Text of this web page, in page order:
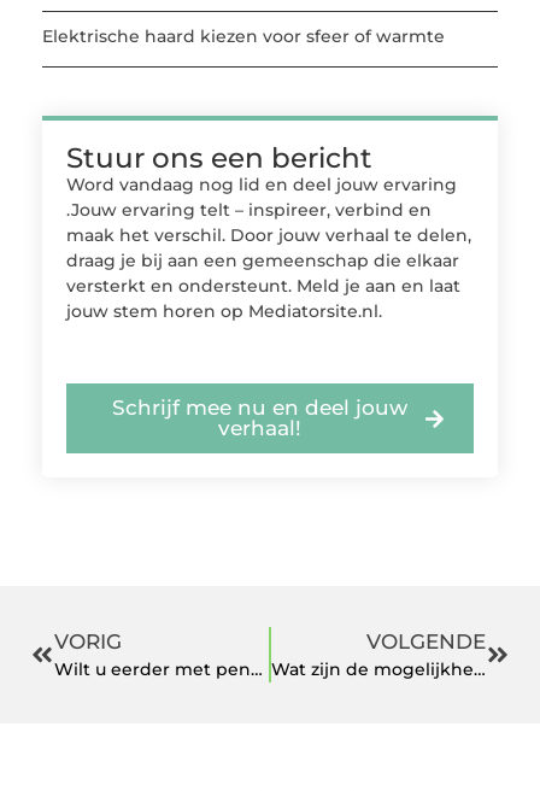
Elektrische haard kiezen voor sfeer of warmte
Stuur ons een bericht
Word vandaag nog lid en deel jouw ervaring
.Jouw ervaring telt – inspireer, verbind en
maak het verschil. Door jouw verhaal te delen,
draag je bij aan een gemeenschap die elkaar
versterkt en ondersteunt. Meld je aan en laat
jouw stem horen op Mediatorsite.nl.
Schrijf mee nu en deel jouw
verhaal!
VORIG
Wilt u eerder met pensioen?
VOLGENDE
Wat zijn de mogelijkheden van het internationaal transport?